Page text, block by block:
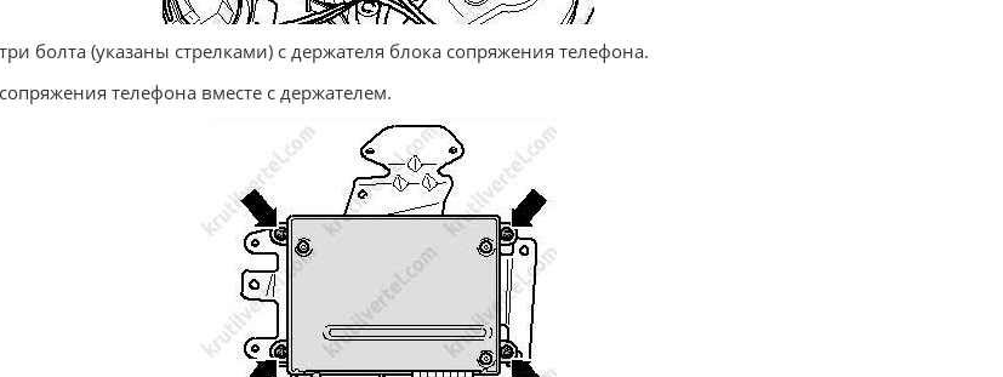
болта (указаны стрелками) с держателя блока сопряжения телефона.
телефона вместе с держателем.